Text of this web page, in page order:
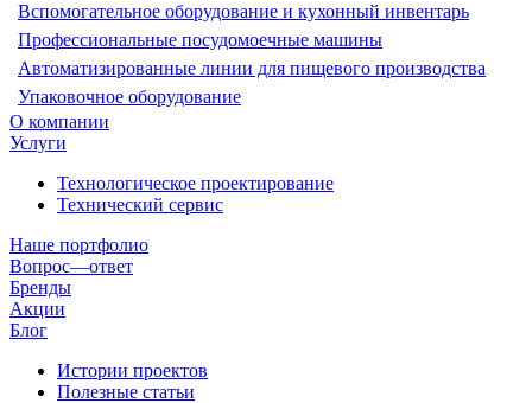
Вспомогательное оборудование и кухонный инвентарь
Профессиональные посудомоечные машины
Автоматизированные линии для пищевого производства
Упаковочное оборудование
О компании
Услуги
Технологическое проектирование
Технический сервис
Наше портфолио
Вопрос—ответ
Бренды
Акции
Блог
Истории проектов
Полезные статьи